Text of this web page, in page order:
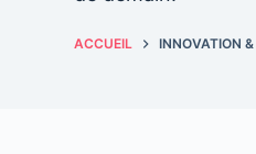
ACCUEIL INNOVATION